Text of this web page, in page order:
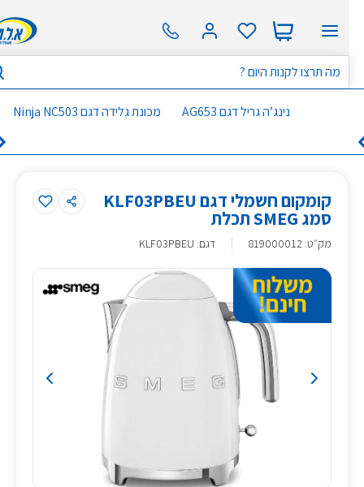
נינג’ה גריל דגם AG653 מכונת גלידה דגם Ninja NC503
קומקום חשמלי דגם KLF03PBEU
סמג SMEG תכלת
מק״ט:
819000012 דגם: KLF03PBEU